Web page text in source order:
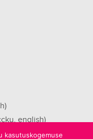
english)
kasutuskogemuse